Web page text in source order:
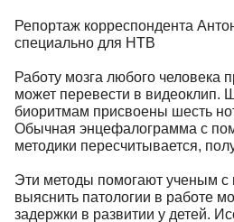
Репортаж корреспондента
специально для НТВ
Работу мозга любого человека
может перевести в видеоклип.
биоритмам присвоены шесть
Обычная энцефалограмма с
методики пересчитывается,
Эти методы помогают ученым
выяснить патологии в работе
задержки в развитии у детей.